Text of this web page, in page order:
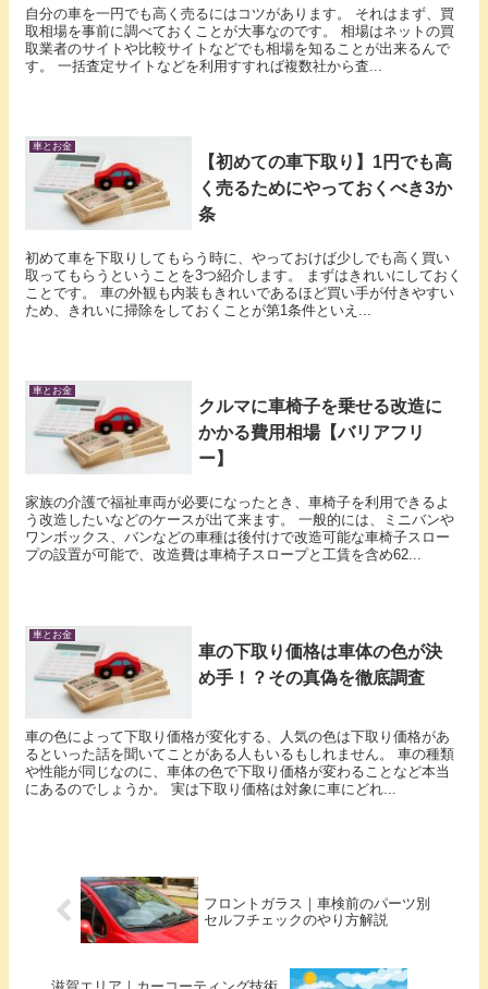
自分の車を一円でも高く売るにはコツがあります。 それはまず、買
取相場を事前に調べておくことが大事なのです。 相場はネットの買
取業者のサイトや比較サイトなどでも相場を知ることが出来るんで
す。 一括査定サイトなどを利用すすれば複数社から査...
車とお金
【初めての車下取り】1円でも高
く売るためにやっておくべき3か
条
初めて車を下取りしてもらう時に、やっておけば少しでも高く買い
取ってもらうということを3つ紹介します。 まずはきれいにしておく
ことです。 車の外観も内装もきれいであるほど買い手が付きやすい
ため、きれいに掃除をしておくことが第1条件といえ...
車とお金
クルマに車椅子を乗せる改造に
かかる費用相場【バリアフリ
ー】
家族の介護で福祉車両が必要になったとき、車椅子を利用できるよ
う改造したいなどのケースが出て来ます。 一般的には、ミニバンや
ワンボックス、バンなどの車種は後付けで改造可能な車椅子スロー
プの設置が可能で、改造費は車椅子スロープと工賃を含め62...
車とお金
車の下取り価格は車体の色が決
め手！？その真偽を徹底調査
車の色によって下取り価格が変化する、人気の色は下取り価格があ
るといった話を聞いてことがある人もいるもしれません。 車の種類
や性能が同じなのに、車体の色で下取り価格が変わることなど本当
にあるのでしょうか。 実は下取り価格は対象に車にどれ...
フロントガラス｜車検前のパーツ別
セルフチェックのやり方解説